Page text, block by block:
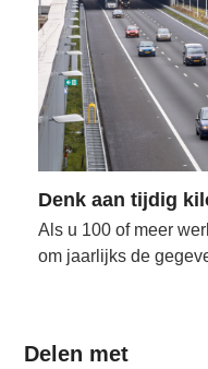
Denk aan tijdig
Als u 100 of meer
om jaarlijks de
Delen met